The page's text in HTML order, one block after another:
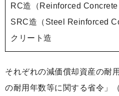
RC造（Reinforced
SRC造（Steel Reinforced
クリート造
それぞれの減価償却資産の耐
の耐用年数等に関する省令」